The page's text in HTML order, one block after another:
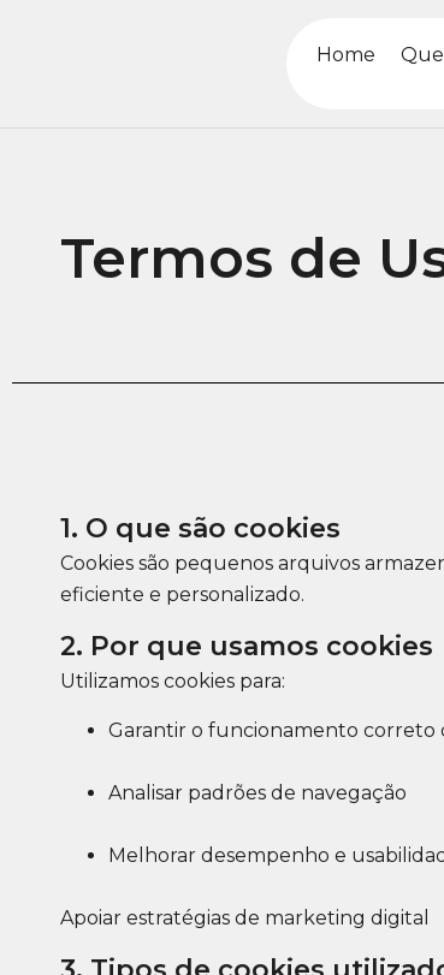
Home
Termos de
1. O que são cookies
Cookies são pequenos arquivos
eficiente e personalizado.
2. Por que usamos cookies
Utilizamos cookies para:
Garantir o funcionamento correto
Analisar padrões de navegação
Melhorar desempenho e
Apoiar estratégias de marketing digital